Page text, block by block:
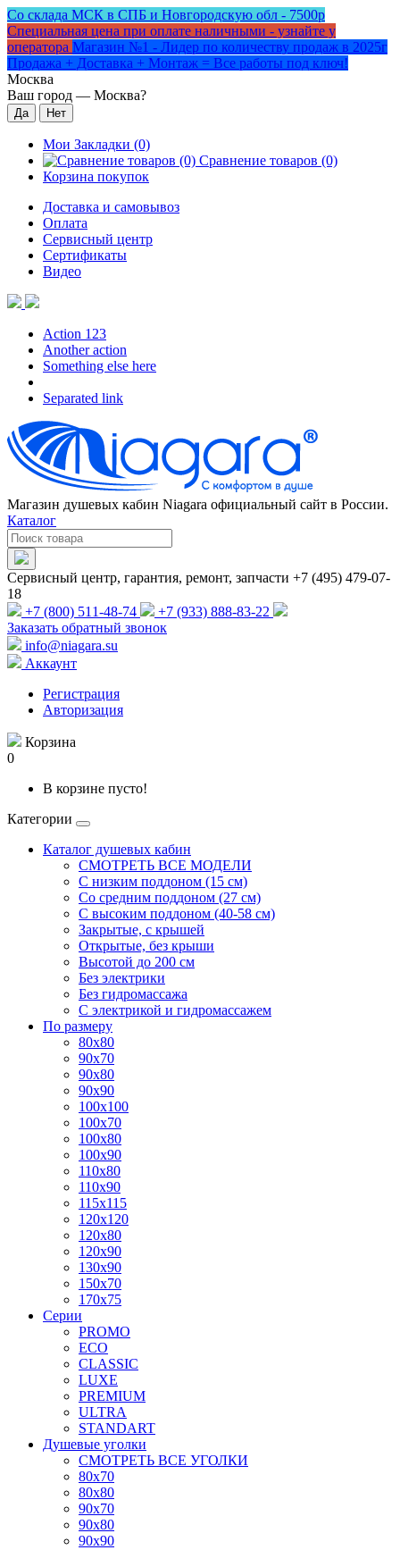
Со склада МСК в СПБ и Новгородскую обл - 7500р
Специальная цена при оплате наличными - узнайте у
оператора Магазин №1 - Лидер по количеству продаж в 2025г
Продажа + Доставка + Монтаж = Все работы под ключ!
Москва
Ваш город — Москва?
Мои Закладки (0)
Сравнение товаров (0)
Корзина покупок
Доставка и самовывоз
Оплата
Сервисный центр
Сертификаты
Видео
Action 123
Another action
Something else here
Separated link
Магазин душевых кабин Niagara официальный сайт в России.
Каталог
Сервисный центр, гарантия, ремонт, запчасти +7 (495) 479-07-
18
+7 (800) 511-48-74
+7 (933) 888-83-22
Заказать обратный звонок
info@niagara.su
Аккаунт
Регистрация
Авторизация
Корзина
0
В корзине пусто!
Категории
Каталог душевых кабин
СМОТРЕТЬ ВСЕ МОДЕЛИ
С низким поддоном (15 см)
Со средним поддоном (27 см)
С высоким поддоном (40-58 см)
Закрытые, с крышей
Открытые, без крыши
Высотой до 200 см
Без электрики
Без гидромассажа
С электрикой и гидромассажем
По размеру
80x80
90x70
90x80
90x90
100x100
100x70
100x80
100x90
110x80
110x90
115x115
120x120
120x80
120x90
130x90
150x70
170x75
Серии
PROMO
ECO
CLASSIC
LUXE
PREMIUM
ULTRA
STANDART
Душевые уголки
СМОТРЕТЬ ВСЕ УГОЛКИ
80x70
80x80
90x70
90x80
90x90